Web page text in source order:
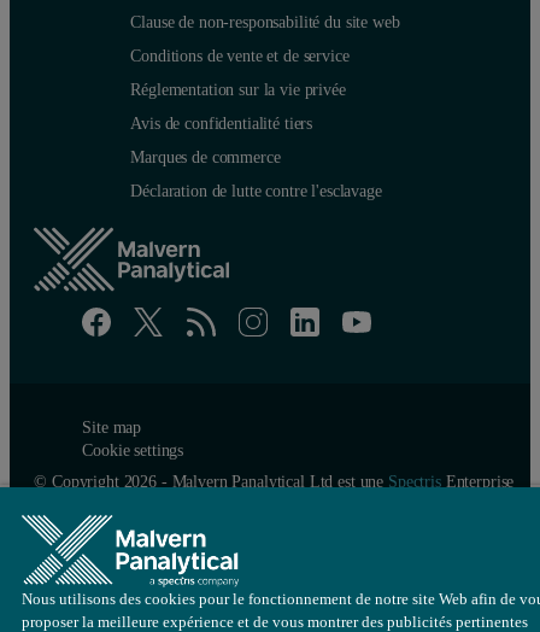
Clause de non-responsabilité du site web
Conditions de vente et de service
Réglementation sur la vie privée
Avis de confidentialité tiers
Marques de commerce
Déclaration de lutte contre l'esclavage
Site map
Cookie settings
© Copyright 2026 - Malvern Panalytical Ltd est une SpectrisEnterprise
Nous utilisons des cookies pour le fonctionnement de notre site Web afin de
proposer la meilleure expérience et de vous montrer des publicités pertinentes